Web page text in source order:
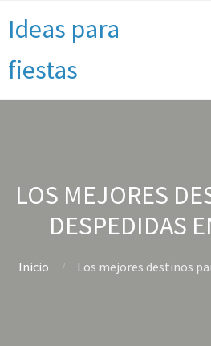
Ideas para
fiestas
LOS MEJORES
DESPEDIDAS
Inicio Los mejores destinos